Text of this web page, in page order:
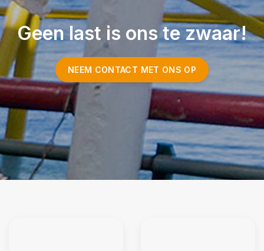
Geen last is ons te zwaar!
NEEM CONTACT MET ONS OP